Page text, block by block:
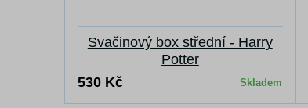
Svačinový box střední - Harry
Potter
530 Kč
Skladem